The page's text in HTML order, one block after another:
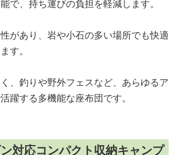
で、持ち運びの負担を軽減します。
があり、岩や小石の多い場所でも快適
す。
、釣りや野外フェスなど、あらゆるア
躍する多機能な座布団です。
対応コンパクト収納キャンプ